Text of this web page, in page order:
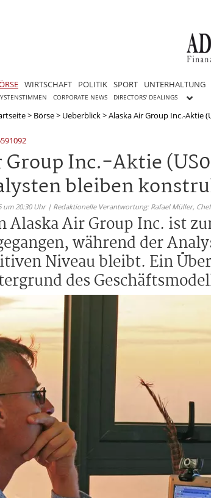
WIRTSCHAFT POLITIK SPORT UNTERHALTUNG
CORPORATE NEWS DIRECTORS' DEALINGS
> Börse> Ueberblick>Alaska Air Group Inc.-Aktie
Inc.-Aktie
bleiben
um 20:30 Uhr | Redaktionelle Verantwortung: Rafael Müller,
Alaska Air Group Inc. ist
während der
Niveau bleibt. Ein
des